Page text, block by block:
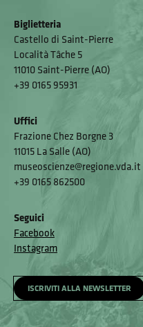
Biglietteria
Castello di Saint-Pierre
Località Tâche 5
11010 Saint-Pierre (AO)
+39 0165 95931
Uffici
Frazione Chez Borgne 3
11015 La Salle (AO)
museoscienze@regione.vda.it
+39 0165 862500
Seguici
Facebook
Instagram
ISCRIVITI ALLA NEWSLETTER